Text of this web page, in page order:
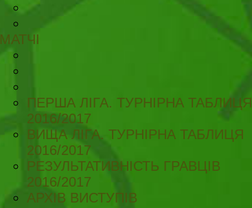
МАТЧІ
ПЕРША ЛІГА. ТУРНІРНА ТАБЛИЦЯ
2016/2017
ВИЩА ЛІГА. ТУРНІРНА ТАБЛИЦЯ
2016/2017
РЕЗУЛЬТАТИВНІСТЬ ГРАВЦІВ
2016/2017
АРХІВ ВИСТУПІВ